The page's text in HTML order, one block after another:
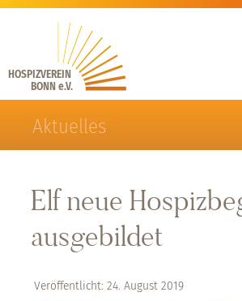
HOSPIZVEREIN
BONN e.V.
Aktuelles
Elf neue
ausgebildet
Veröffentlicht: 24. August 2019